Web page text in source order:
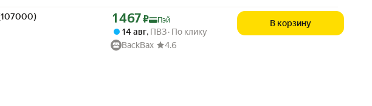
Цена с картой Яндекс Пэй 1467 ₽ вместо
1 467₽ Пэй
14 авг, ПВЗ По клику
BackBax
4.6
В корзину